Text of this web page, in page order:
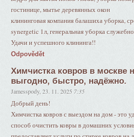
гостинице, мытье деревянных окон
клининговая компания балашиха уборка,
synergetic 1л, генеральная уборка
Удачи и успешного клининга!!
Odpovědět
Химчистка ковров в москве
выгодно, быстро, надёжно.
Jamesspody,23. 11. 2025 7:35
Добрый день!
Химчистка ковров с выездом на дом - это
способ очистить ковры в домашних